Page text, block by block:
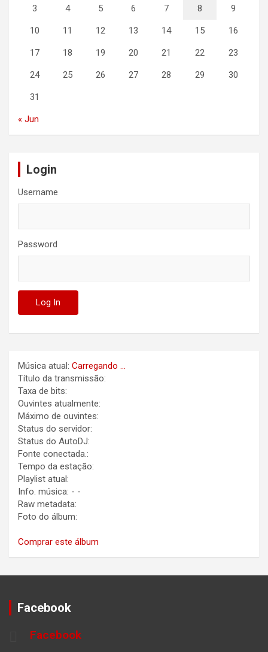
3 4 5 6 7 8 9
10 11 12 13 14 15 16
17 18 19 20 21 22 23
24 25 26 27 28 29 30
31
« Jun
Login
Username
Password
Música atual: Carregando ...
Título da transmissão:
Taxa de bits:
Ouvintes atualmente:
Máximo de ouvintes:
Status do servidor:
Status do AutoDJ:
Fonte conectada.:
Tempo da estação:
Playlist atual:
Info. música: - -
Raw metadata:
Foto do álbum:
Comprar este álbum
Facebook
Facebook